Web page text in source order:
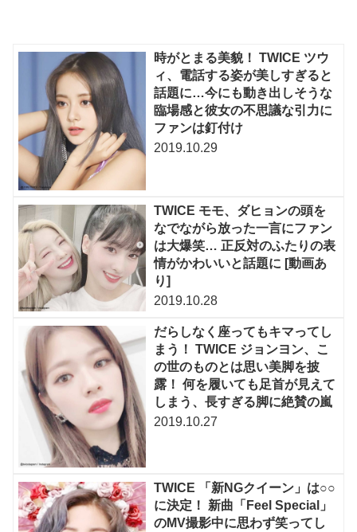
時がとまる美貌！ TWICE ツウ
ィ、電話する姿が美しすぎると
話題に…今にも動き出しそうな
臨場感と彼女の不思議な引力に
ファンは釘付け
2019.10.29
TWICE モモ、ダヒョンの頭を
なでながら放った一言にファン
は大爆笑… 正反対のふたりの表
情がかわいいと話題に [動画あ
り]
2019.10.28
だらしなく座ってもキマってし
まう！ TWICE ジョンヨン、こ
の世のものとは思い美脚を披
露！ 何を履いても足首が見えて
しまう、長すぎる脚に絶賛の嵐
2019.10.27
TWICE 「新NGクイーン」は○○
に決定！ 新曲「Feel Special」
のMV撮影中に思わず笑ってし